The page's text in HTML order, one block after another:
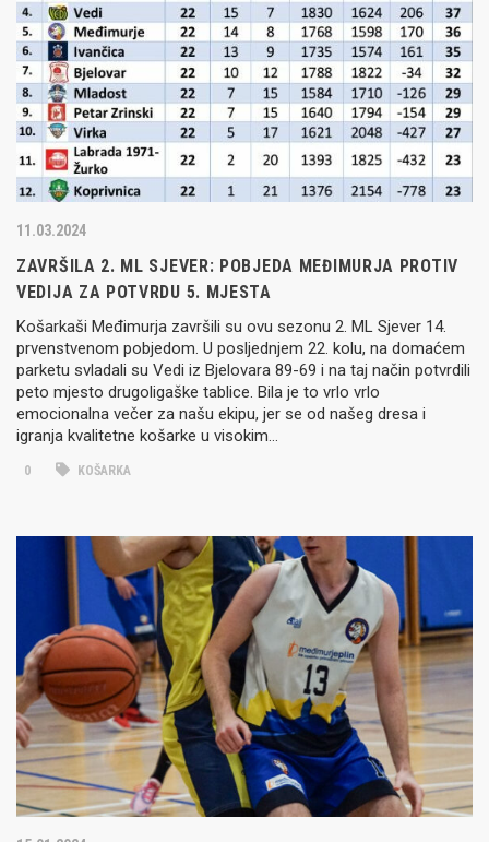
11.03.2024
ZAVRŠILA 2. ML SJEVER: POBJEDA MEĐIMURJA PROTIV
VEDIJA ZA POTVRDU 5. MJESTA
Košarkaši Međimurja završili su ovu sezonu 2. ML Sjever 14.
prvenstvenom pobjedom. U posljednjem 22. kolu, na domaćem
parketu svladali su Vedi iz Bjelovara 89-69 i na taj način potvrdili
peto mjesto drugoligaške tablice. Bila je to vrlo vrlo
emocionalna večer za našu ekipu, jer se od našeg dresa i
igranja kvalitetne košarke u visokim…
0 KOŠARKA